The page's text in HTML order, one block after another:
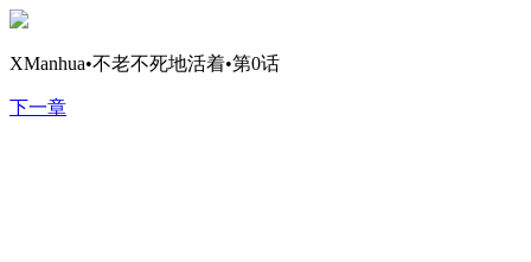
XManhua•不老不死地活着•第0话
下一章